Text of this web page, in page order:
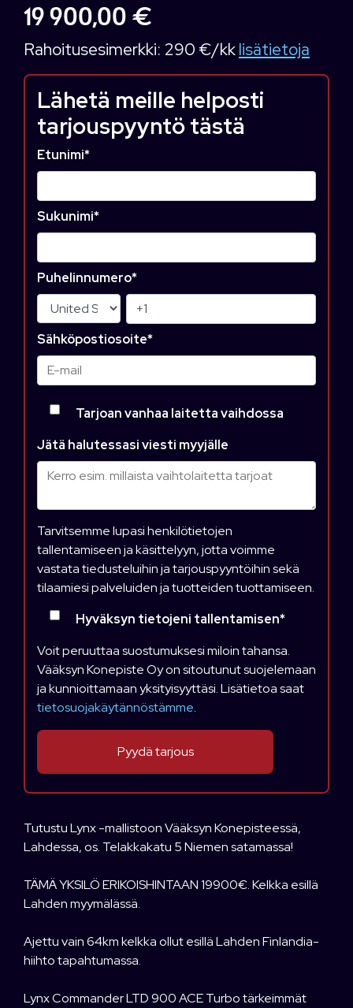
19 900,00 €
Rahoitusesimerkki: 290 €/kklisätietoja
Lähetä meille helposti
tarjouspyyntö tästä
Etunimi*
Sukunimi*
Puhelinnumero*
Sähköpostiosoite*
Tarjoan vanhaa laitetta vaihdossa
Jätä halutessasi viesti myyjälle
Tarvitsemme lupasi henkilötietojen
tallentamiseen ja käsittelyyn, jotta voimme
vastata tiedusteluihin ja tarjouspyyntöihin sekä
tilaamiesi palveluiden ja tuotteiden tuottamiseen.
Hyväksyn tietojeni tallentamisen*
Voit peruuttaa suostumuksesi miloin tahansa.
Vääksyn Konepiste Oy on sitoutunut suojelemaan
ja kunnioittamaan yksityisyyttäsi. Lisätietoa saat
tietosuojakäytännöstämme.
Tutustu Lynx -mallistoon Vääksyn Konepisteessä,
Lahdessa, os. Telakkakatu 5 Niemen satamassa!
TÄMÄ YKSILÖ ERIKOISHINTAAN 19900€. Kelkka esillä
Lahden myymälässä.
Ajettu vain 64km kelkka ollut esillä Lahden Finlandia-
hiihto tapahtumassa.
Lynx Commander LTD 900 ACE Turbo tärkeimmät